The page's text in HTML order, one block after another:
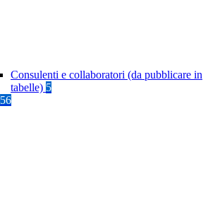
Consulenti e collaboratori (da pubblicare in
tabelle) 5
56